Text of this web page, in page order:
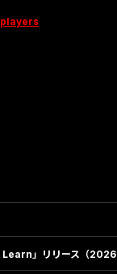
」リリース（